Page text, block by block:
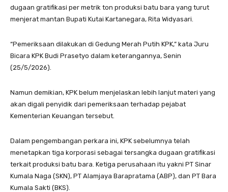
dugaan gratifikasi per metrik ton produksi batu bara yang turut
menjerat mantan Bupati Kutai Kartanegara, Rita Widyasari.
“Pemeriksaan dilakukan di Gedung Merah Putih KPK,” kata Juru
Bicara KPK Budi Prasetyo dalam keterangannya, Senin
(25/5/2026).
Namun demikian, KPK belum menjelaskan lebih lanjut materi yang
akan digali penyidik dari pemeriksaan terhadap pejabat
Kementerian Keuangan tersebut.
Dalam pengembangan perkara ini, KPK sebelumnya telah
menetapkan tiga korporasi sebagai tersangka dugaan gratifikasi
terkait produksi batu bara. Ketiga perusahaan itu yakni PT Sinar
Kumala Naga (SKN), PT Alamjaya Barapratama (ABP), dan PT Bara
Kumala Sakti (BKS).